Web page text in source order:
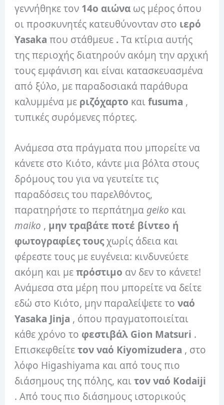
γεννήθηκε τον 14ο αιώνα ως μέρος όπου
οι προσκυνητές κατευθύνονταν στο ιερό
Yasaka που στάθμευε .Τα κτίρια αυτής
της περιοχής διατηρούν ακόμη την αρχική
τους εμφάνιση και είναι κατασκευασμένα
από ξύλο, με παραδοσιακά παράθυρα
καλυμμένα με ριζόχαρτο καιfusuma ,
τυπικές συρόμενες πόρτες.
Ανάμεσα στα πράγματα που μπορείτε να
κάνετε στο Κιότο, κάντε μια βόλτα στους
δρόμους του για να γευτείτε τις
παραδόσεις του παρελθόντος,
παρατηρήστε το περπάτημα geiko και
maiko , μην τραβάτε ποτέ βίντεο ή
φωτογραφίες τουςχωρίς άδεια και
φέρεστε τους με ευγένεια: κινδυνεύετε
ακόμη και μεπρόστιμο αν δεν το κάνετε!
Ανάμεσα στα μέρη που μπορείτε να δείτε
εδώ στο Κιότο, μην παραλείψετε τοναό
Yasaka Jinja , όπου πραγματοποιείται
κάθε χρόνο το φεστιβάλ Gion Matsuri .
Επισκεφθείτετον ναό Kiyomizudera , στο
λόφο Higashiyama και από τους πιο
διάσημους της πόλης, καιτον ναό Kodaiji
. Από τους πιο διάσημους ιστορικούς